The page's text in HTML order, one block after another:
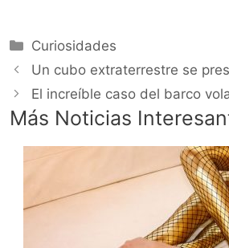
Categorías
Curiosidades
Un cubo extraterrestre se
El increíble caso del barco
Más Noticias